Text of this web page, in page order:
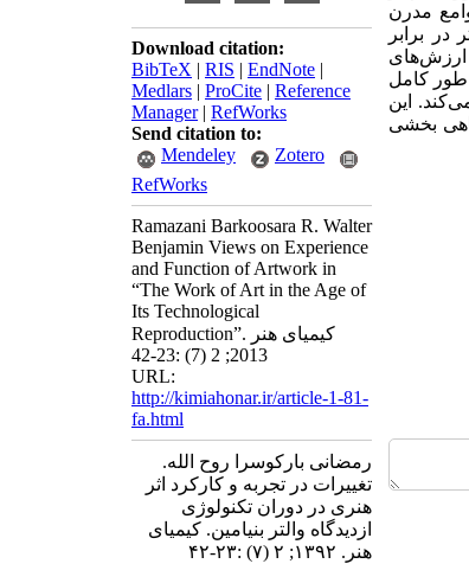
مدرن
برابر
ارزش‌های
طور کامل
این
بخشی
Download citation:
BibTeX | RIS | EndNote |
Medlars | ProCite | Reference
Manager| RefWorks
Send citation to:
Mendeley
Zotero
RefWorks
Ramazani Barkoosara R. Walter
Benjamin Views on Experience
and Function of Artwork in
“The Work of Art in the Age of
Its Technological
Reproduction”. کیمیای هنر
2013; 2 (7) :23-42
URL:
http://kimiahonar.ir/article-1-81-
fa.html
رمضانی بارکوسرا روح الله.
تغییرات در تجربه و کارکرد اثر
هنری در دوران تکنولوژی
ازدیدگاه والتر بنیامین. کیمیای
هنر. ۱۳۹۲; ۲ (۷) :۲۳-۴۲